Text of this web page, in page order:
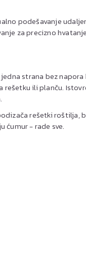
podešavanje
za precizno
strana bez
ili planču.
rešetki roštilja,
ćumur - rade sve.